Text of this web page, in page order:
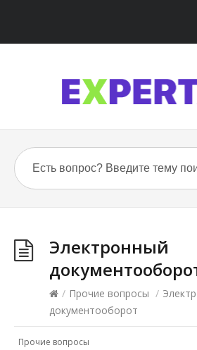
Электронный
/ Прочие вопросы /
документооборот
Прочие вопросы